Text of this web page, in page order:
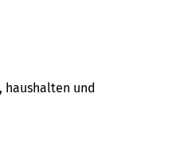
haushalten und